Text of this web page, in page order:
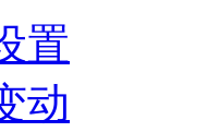
置
动